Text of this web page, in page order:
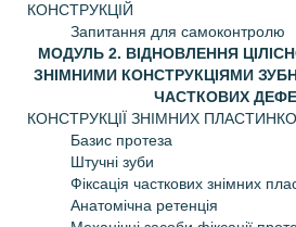
КОНСТРУКЦІЙ
Запитання для самоконтролю
МОДУЛЬ 2. ВІДНОВЛЕННЯ
ЗНІМНИМИ КОНСТРУКЦІЯМИ
ЧАСТКОВИХ
КОНСТРУКЦІЇ ЗНІМНИХ
Базис протеза
Штучні зуби
Фіксація часткових знімних
Анатомічна ретенція